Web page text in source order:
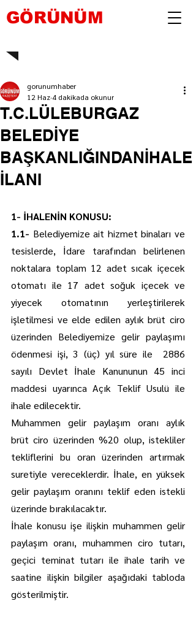
GÖRÜNÜM
T.C.LÜLEBURGAZ
BELEDİYE
BAŞKANLIĞINDANİHALE
İLANI
gorunumhaber
12 Haz 4 dakikada okunur
1- İHALENİN KONUSU:
1.1- Belediyemize ait hizmet binaları ve
tesislerde, İdare tarafından belirlenen
noktalara toplam 12 adet sıcak içecek
otomatı ile 17 adet soğuk içecek ve
yiyecek otomatının yerleştirilerek
işletilmesi ve elde edilen aylık brüt ciro
üzerinden Belediyemize gelir paylaşımı
ödenmesi işi, 3 (üç) yıl süre ile  2886
sayılı Devlet İhale Kanununun 45 inci
maddesi uyarınca Açık Teklif Usulü ile
ihale edilecektir.
Muhammen gelir paylaşım oranı aylık
brüt ciro üzerinden %20 olup, istekliler
tekliflerini bu oran üzerinden artırmak
suretiyle vereceklerdir. İhale, en yüksek
gelir paylaşım oranını teklif eden istekli
üzerinde bırakılacaktır.
İhale konusu işe ilişkin muhammen gelir
paylaşım oranı, muhammen ciro tutarı,
geçici teminat tutarı ile ihale tarih ve
saatine ilişkin bilgiler aşağıdaki tabloda
gösterilmiştir.